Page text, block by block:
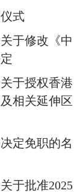
式
于修改《中
于授权香港
相关延伸区
定免职的名
于批准2025